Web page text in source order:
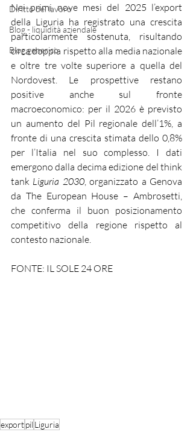
Diritto del lavoro
Blog - liquidità aziendale
Blog generico
Nei primi nove mesi del 2025 l’export
della Liguria ha registrato una crescita
particolarmente sostenuta, risultando
circa doppia rispetto alla media nazionale
e oltre tre volte superiore a quella del
Nordovest. Le prospettive restano
positive anche sul fronte
macroeconomico: per il 2026 è previsto
un aumento del Pil regionale dell’1%, a
fronte di una crescita stimata dello 0,8%
per l’Italia nel suo complesso. I dati
emergono dalla decima edizione del think
tank Liguria 2030, organizzato a Genova
da The European House – Ambrosetti,
che conferma il buon posizionamento
competitivo della regione rispetto al
contesto nazionale.
FONTE: IL SOLE 24 ORE
exportpil Liguria